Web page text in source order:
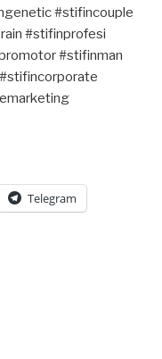
#stifincouple
#stifinprofesi
#stifinman
Telegram